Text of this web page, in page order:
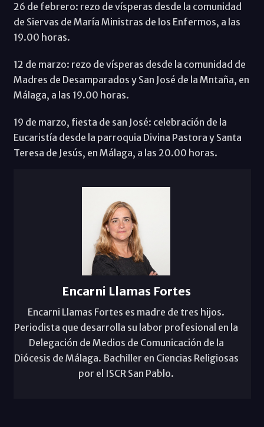
26 de febrero: rezo de vísperas desde la comunidad
de Siervas de María Ministras de los Enfermos, a las
19.00 horas.
12 de marzo: rezo de vísperas desde la comunidad de
Madres de Desamparados y San José de la Mntaña, en
Málaga, a las 19.00 horas.
19 de marzo, fiesta de san José: celebración de la
Eucaristía desde la parroquia Divina Pastora y Santa
Teresa de Jesús, en Málaga, a las 20.00 horas.
Encarni Llamas Fortes
Encarni Llamas Fortes es madre de tres hijos.
Periodista que desarrolla su labor profesional en la
Delegación de Medios de Comunicación de la
Diócesis de Málaga. Bachiller en Ciencias Religiosas
por el ISCR San Pablo.